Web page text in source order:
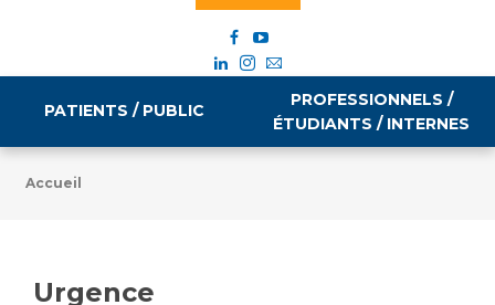
PATIENTS / PUBLIC
PROFESSIONNELS /
ÉTUDIANTS / INTERNES
Emploi / formation
Accueil
Urgence